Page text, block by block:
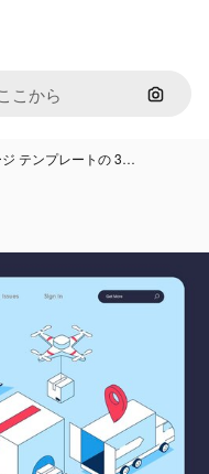
画像で
テンプレートの 3…